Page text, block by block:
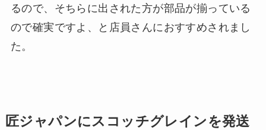
るので、そちらに出された方が部品が揃っている
ので確実ですよ、と店員さんにおすすめされまし
た。
匠ジャパンにスコッチグレインを発送